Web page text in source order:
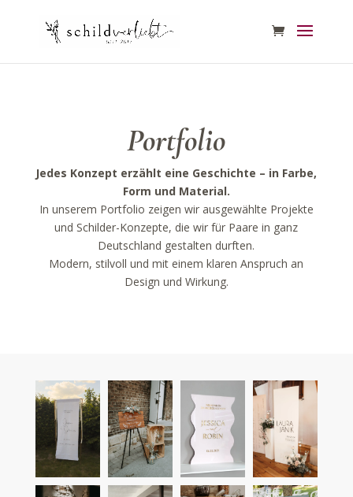
Portfolio
Jedes Konzept erzählt eine Geschichte – in Farbe,
Form und Material.
In unserem Portfolio zeigen wir ausgewählte Projekte
und Schilder-Konzepte, die wir für Paare in ganz
Deutschland gestalten durften.
Modern, stilvoll und mit einem klaren Anspruch an
Design und Wirkung.